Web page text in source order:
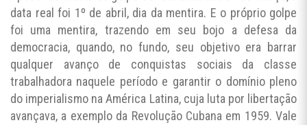
data real foi 1º de abril, dia da mentira. E o próprio golpe
foi uma mentira, trazendo em seu bojo a defesa da
democracia, quando, no fundo, seu objetivo era barrar
qualquer avanço de conquistas sociais da classe
trabalhadora naquele período e garantir o domínio pleno
do imperialismo na América Latina, cuja luta por libertação
avançava, a exemplo da Revolução Cubana em 1959. Vale